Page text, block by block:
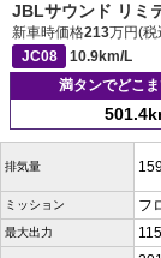
JBLサウンド リミ
新車時価格213万円(税
JC08
10.9km/L
満タンでどこ
排気量
ミッション フ
最大出力